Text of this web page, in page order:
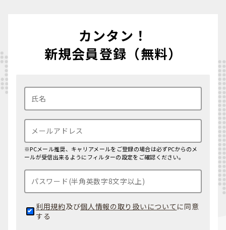
カンタン！
新規会員登録（無料）
※PCメール推奨、キャリアメールをご登録の場合は必ずPCからのメ
ールが受信出来るようにフィルターの設定をご確認ください。
利用規約及び個人情報の取り扱いについて に同意
する